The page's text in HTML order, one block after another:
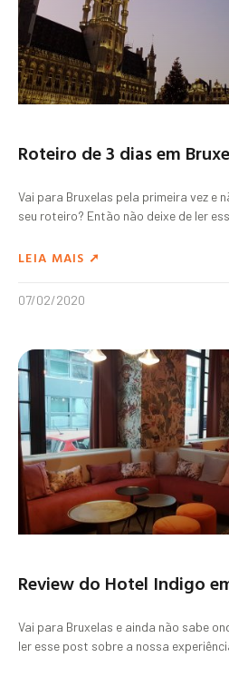
Roteiro de 3 dias em
Vai para Bruxelas pela primeira vez e
seu roteiro? Então não deixe de ler
LEIA MAIS ➚
07/02/2020
Review do Hotel Indigo
Vai para Bruxelas e ainda não sabe
ler esse post sobre a nossa